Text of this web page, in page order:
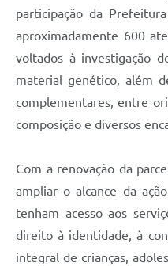
participação da
aproximadamente 600
voltados à investigação
material genético, além
complementares, entre
composição e diversos
Com a renovação da
ampliar o alcance da
tenham acesso aos
direito à identidade, à
integral de crianças,